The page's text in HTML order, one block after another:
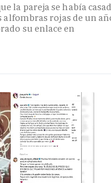
la pareja se había
rojas de un
su enlace en